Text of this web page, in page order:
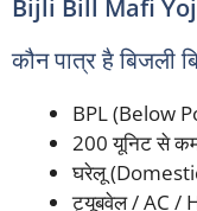
Bijli Bill Mafi
कौन पात्र है बिजली
BPL (Below
200 यूनिट से कम
घरेलू
ट्यूबवेल / AC /